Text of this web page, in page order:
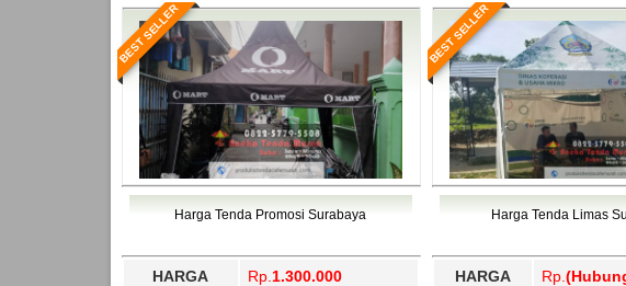
BEST SELLER
Harga Tenda Promosi Surabaya
HARGA Rp. 1.300.000
BEST SELLER
Harga Tenda Limas
HARGA Rp.